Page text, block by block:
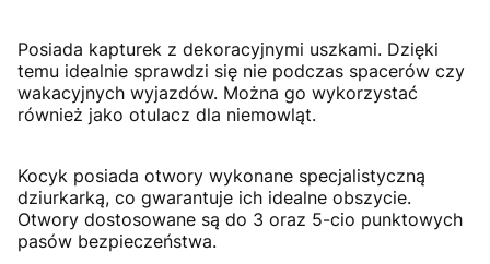
Posiada kapturek z dekoracyjnymi uszkami. Dzięki
temu idealnie sprawdzi się nie podczas spacerów czy
wakacyjnych wyjazdów. Można go wykorzystać
również jako otulacz dla niemowląt.
Kocyk posiada otwory wykonane specjalistyczną
dziurkarką, co gwarantuje ich idealne obszycie.
Otwory dostosowane są do 3 oraz 5-cio punktowych
pasów bezpieczeństwa.